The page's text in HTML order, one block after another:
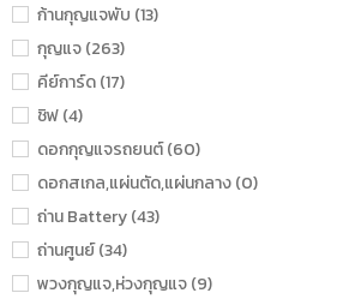
ก้านกุญแจพับ (13)
กุญแจ (263)
คีย์การ์ด (17)
ชิฟ (4)
ดอกกุญแจรถยนต์ (60)
ดอกสเกล,แผ่นตัด,แผ่นกลาง (0)
ถ่าน Battery (43)
ถ่านศูนย์ (34)
พวงกุญแจ,ห่วงกุญแจ (9)